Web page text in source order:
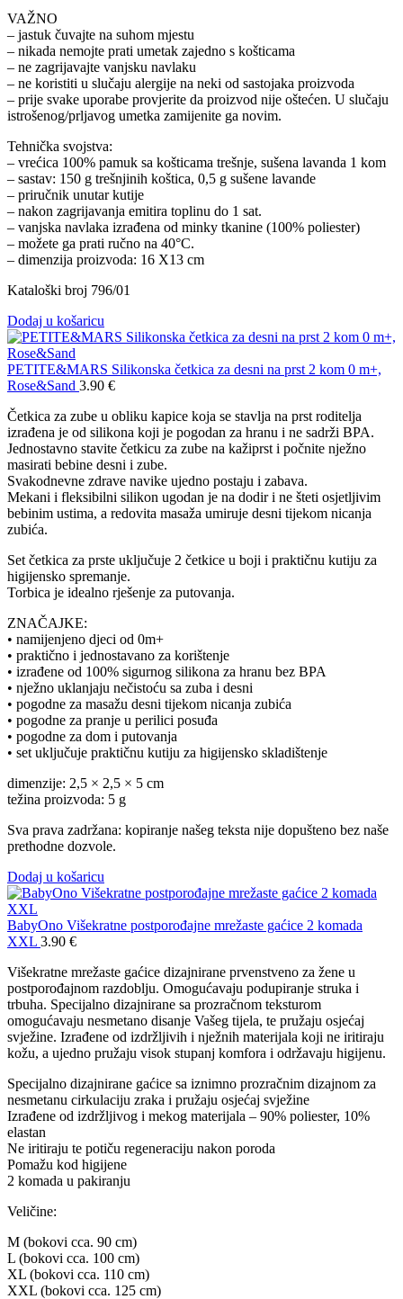
VAŽNO
– jastuk čuvajte na suhom mjestu
– nikada nemojte prati umetak zajedno s košticama
– ne zagrijavajte vanjsku navlaku
– ne koristiti u slučaju alergije na neki od sastojaka proizvoda
– prije svake uporabe provjerite da proizvod nije oštećen. U slučaju
istrošenog/prljavog umetka zamijenite ga novim.
Tehnička svojstva:
– vrećica 100% pamuk sa košticama trešnje, sušena lavanda 1 kom
– sastav: 150 g trešnjinih koštica, 0,5 g sušene lavande
– priručnik unutar kutije
– nakon zagrijavanja emitira toplinu do 1 sat.
– vanjska navlaka izrađena od minky tkanine (100% poliester)
– možete ga prati ručno na 40°C.
– dimenzija proizvoda: 16 X13 cm
Kataloški broj 796/01
Dodaj u košaricu
PETITE&MARS Silikonska četkica za desni na prst 2 kom 0 m+,
Rose&Sand 3.90 €
Četkica za zube u obliku kapice koja se stavlja na prst roditelja
izrađena je od silikona koji je pogodan za hranu i ne sadrži BPA.
Jednostavno stavite četkicu za zube na kažiprst i počnite nježno
masirati bebine desni i zube.
Svakodnevne zdrave navike ujedno postaju i zabava.
Mekani i fleksibilni silikon ugodan je na dodir i ne šteti osjetljivim
bebinim ustima, a redovita masaža umiruje desni tijekom nicanja
zubića.
Set četkica za prste uključuje 2 četkice u boji i praktičnu kutiju za
higijensko spremanje.
Torbica je idealno rješenje za putovanja.
ZNAČAJKE:
• namijenjeno djeci od 0m+
• praktično i jednostavano za korištenje
• izrađene od 100% sigurnog silikona za hranu bez BPA
• nježno uklanjaju nečistoću sa zuba i desni
• pogodne za masažu desni tijekom nicanja zubića
• pogodne za pranje u perilici posuđa
• pogodne za dom i putovanja
• set uključuje praktičnu kutiju za higijensko skladištenje
dimenzije: 2,5 × 2,5 × 5 cm
težina proizvoda: 5 g
Sva prava zadržana: kopiranje našeg teksta nije dopušteno bez naše
prethodne dozvole.
Dodaj u košaricu
BabyOno Višekratne postporođajne mrežaste gaćice 2 komada
XXL 3.90 €
Višekratne mrežaste gaćice dizajnirane prvenstveno za žene u
postporođajnom razdoblju. Omogućavaju podupiranje struka i
trbuha. Specijalno dizajnirane sa prozračnom teksturom
omogućavaju nesmetano disanje Vašeg tijela, te pružaju osjećaj
svježine. Izrađene od izdržljivih i nježnih materijala koji ne iritiraju
kožu, a ujedno pružaju visok stupanj komfora i održavaju higijenu.
Specijalno dizajnirane gaćice sa iznimno prozračnim dizajnom za
nesmetanu cirkulaciju zraka i pružaju osjećaj svježine
Izrađene od izdržljivog i mekog materijala – 90% poliester, 10%
elastan
Ne iritiraju te potiču regeneraciju nakon poroda
Pomažu kod higijene
2 komada u pakiranju
Veličine:
M (bokovi cca. 90 cm)
L (bokovi cca. 100 cm)
XL (bokovi cca. 110 cm)
XXL (bokovi cca. 125 cm)